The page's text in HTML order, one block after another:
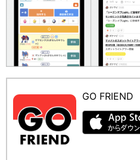
GO FRIEND